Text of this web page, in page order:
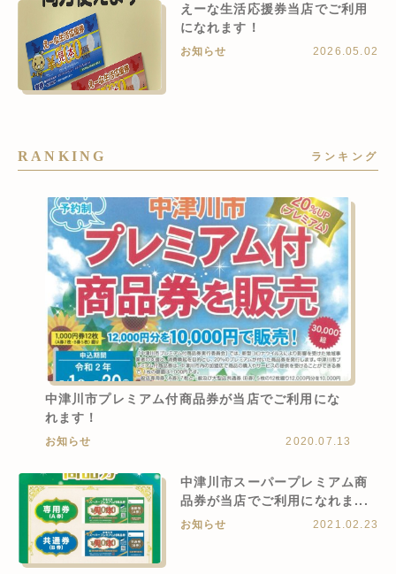
えーな生活応援券当店でご利用
になれます！
お知らせ 2026.05.02
RANKING ランキング
中津川市プレミアム付商品券が当店でご利用にな
れます！
お知らせ 2020.07.13
中津川市スーパープレミアム商
品券が当店でご利用になれま...
お知らせ 2021.02.23